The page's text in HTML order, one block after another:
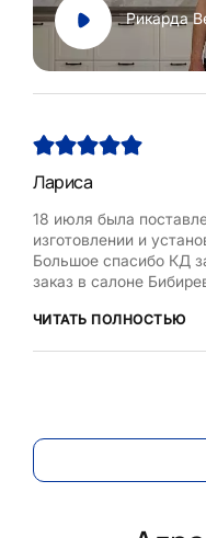
Рикарда
Лариса
18 июля была
изготовлении и
Большое спасибо КД
заказ в салоне
оптимальный проект,
ЧИТАТЬ ПОЛНОСТЬЮ